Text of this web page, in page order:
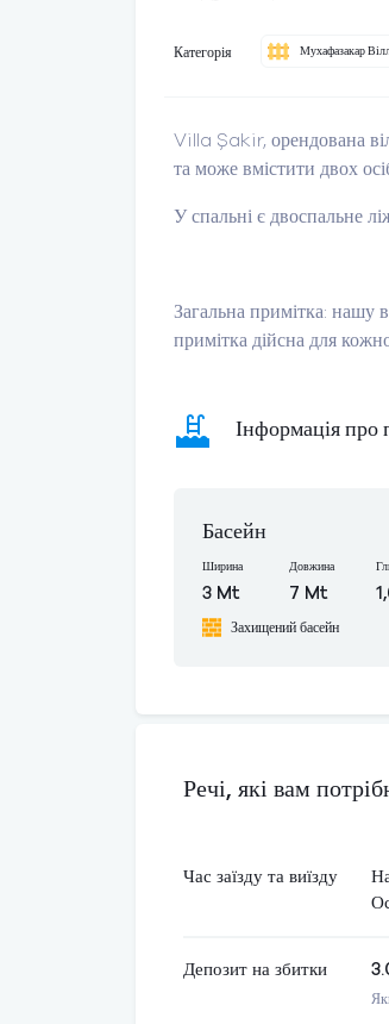
Категорія Мухафазакар
Villa Şakir, орендована
та може вмістити двох
У спальні є двоспальне
Загальна примітка: нашу
примітка дійсна для
Інформація про
Басейн
Ширина
3 Mt
Довжина
7 Mt
Захищений басейн
Речі, які вам
Час заїзду та виїзду
Депозит на збитки